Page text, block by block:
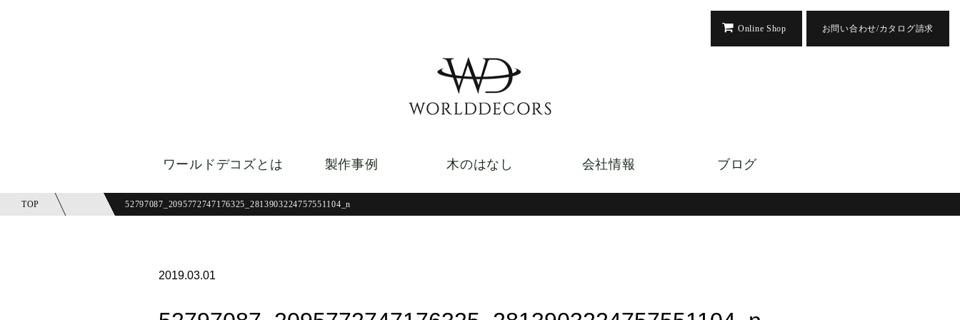
Online Shop お問い合わせ/カタログ請求
ワールドデコズとは 製作事例 木のはなし 会社情報 ブログ
TOP 52797087_2095772747176325_2813903224757551104_n
2019.03.01